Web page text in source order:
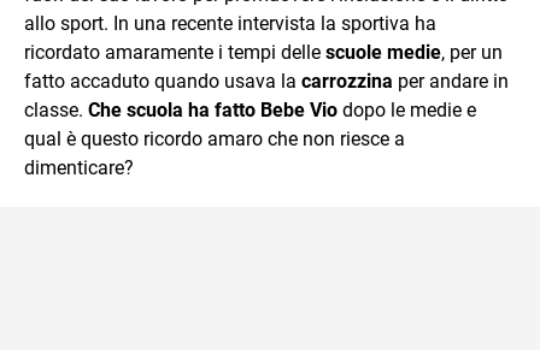
allo sport. In una recente intervista la sportiva ha
ricordato amaramente i tempi delle scuole medie, per un
fatto accaduto quando usava la carrozzina per andare in
classe. Che scuola ha fatto Bebe Vio dopo le medie e
qual è questo ricordo amaro che non riesce a
dimenticare?